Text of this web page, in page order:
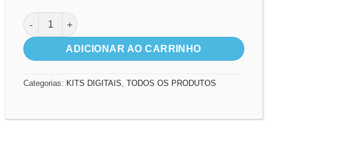
Kit Digital Jesus Médico dos médicos quantidade
ADICIONAR AO CARRINHO
Categorias: KITS DIGITAIS TODOS OS PRODUTOS